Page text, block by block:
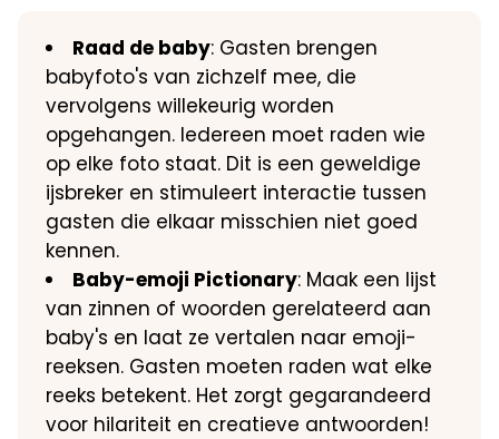
Raad de baby: Gasten brengen
babyfoto's van zichzelf mee, die
vervolgens willekeurig worden
opgehangen. Iedereen moet raden wie
op elke foto staat. Dit is een geweldige
ijsbreker en stimuleert interactie tussen
gasten die elkaar misschien niet goed
kennen.
Baby-emoji Pictionary: Maak een lijst
van zinnen of woorden gerelateerd aan
baby's en laat ze vertalen naar emoji-
reeksen. Gasten moeten raden wat elke
reeks betekent. Het zorgt gegarandeerd
voor hilariteit en creatieve antwoorden!